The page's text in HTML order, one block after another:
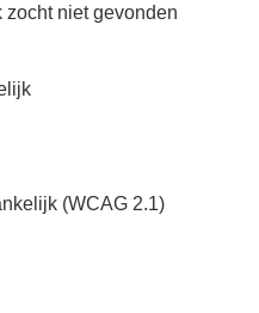
zocht niet gevonden
(WCAG 2.1)